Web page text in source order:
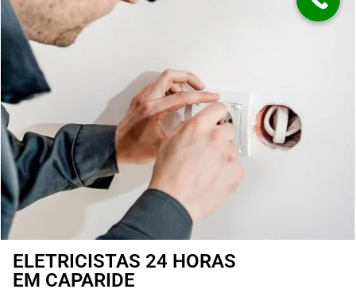
ELETRICISTAS 24 HORAS
EM CAPARIDE